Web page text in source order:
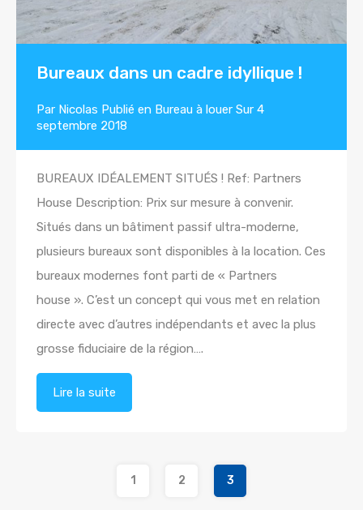
Bureaux dans un cadre idyllique !
Par Nicolas Publié en Bureau à louer Sur 4
septembre 2018
BUREAUX IDÉALEMENT SITUÉS ! Ref: Partners
House Description: Prix sur mesure à convenir.
Situés dans un bâtiment passif ultra-moderne,
plusieurs bureaux sont disponibles à la location. Ces
bureaux modernes font parti de « Partners
house ». C’est un concept qui vous met en relation
directe avec d’autres indépendants et avec la plus
grosse fiduciaire de la région….
Lire la suite
1 2 3